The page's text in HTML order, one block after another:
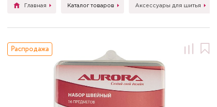
Главная Каталог товаров Аксессуары для шитья
Распродажа